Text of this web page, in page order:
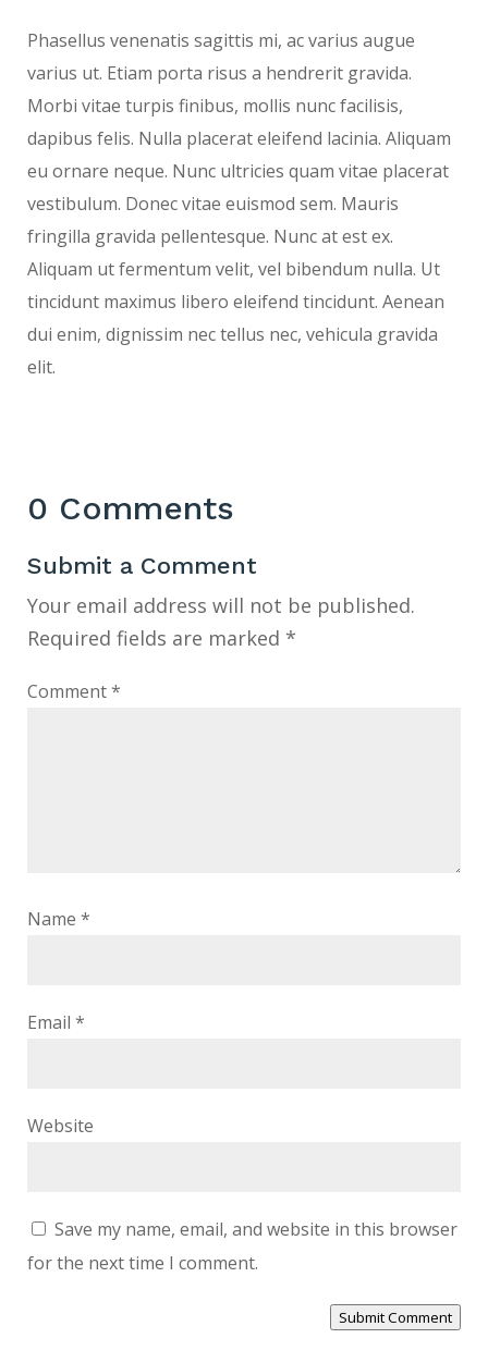
Phasellus venenatis sagittis mi, ac varius augue
varius ut. Etiam porta risus a hendrerit gravida.
Morbi vitae turpis finibus, mollis nunc facilisis,
dapibus felis. Nulla placerat eleifend lacinia. Aliquam
eu ornare neque. Nunc ultricies quam vitae placerat
vestibulum. Donec vitae euismod sem. Mauris
fringilla gravida pellentesque. Nunc at est ex.
Aliquam ut fermentum velit, vel bibendum nulla. Ut
tincidunt maximus libero eleifend tincidunt. Aenean
dui enim, dignissim nec tellus nec, vehicula gravida
elit.
0 Comments
Submit a Comment
Your email address will not be published.
Required fields are marked *
Comment*
Name *
Email *
Website
Save my name, email, and website in this browser
for the next time I comment.
Submit Comment